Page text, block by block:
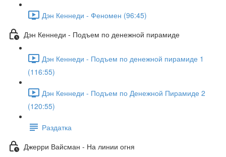
Дэн Кеннеди - Феномен (96:45)
Дэн Кеннеди - Подъем по денежной пирамиде
Дэн Кеннеди - Подъем по денежной пирамиде 1
(116:55)
Дэн Кеннеди - Подъем по Денежной Пирамиде 2
(120:55)
Раздатка
Джерри Вайсман - На линии огня